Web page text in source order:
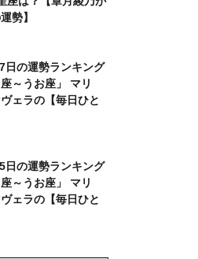
勢】
日の運勢ランキング
座～うお座」 マリ
ェラの【毎日ひと
日の運勢ランキング
座～うお座」 マリ
ェラの【毎日ひと